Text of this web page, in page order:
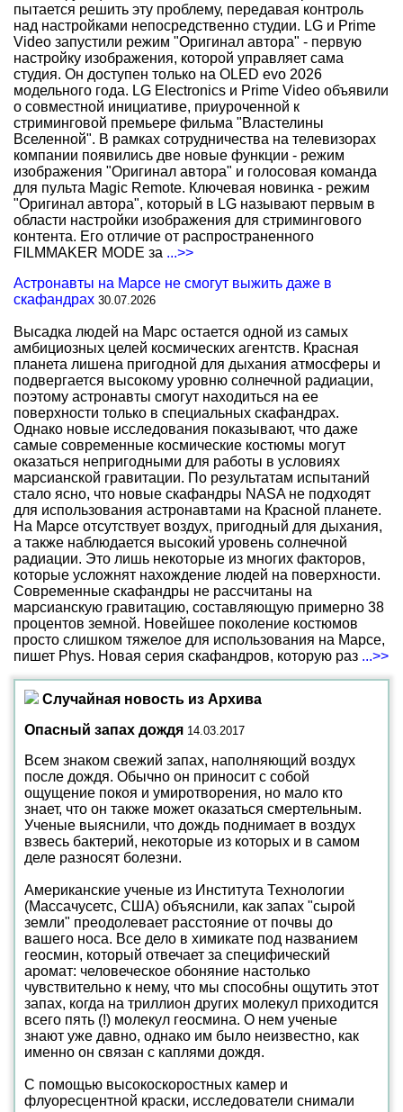
пытается решить эту проблему, передавая контроль
над настройками непосредственно студии. LG и Prime
Video запустили режим "Оригинал автора" - первую
настройку изображения, которой управляет сама
студия. Он доступен только на OLED evo 2026
модельного года. LG Electronics и Prime Video объявили
о совместной инициативе, приуроченной к
стриминговой премьере фильма "Властелины
Вселенной". В рамках сотрудничества на телевизорах
компании появились две новые функции - режим
изображения "Оригинал автора" и голосовая команда
для пульта Magic Remote. Ключевая новинка - режим
"Оригинал автора", который в LG называют первым в
области настройки изображения для стримингового
контента. Его отличие от распространенного
FILMMAKER MODE за ...>>
Астронавты на Марсе не смогут выжить даже в
скафандрах 30.07.2026
Высадка людей на Марс остается одной из самых
амбициозных целей космических агентств. Красная
планета лишена пригодной для дыхания атмосферы и
подвергается высокому уровню солнечной радиации,
поэтому астронавты смогут находиться на ее
поверхности только в специальных скафандрах.
Однако новые исследования показывают, что даже
самые современные космические костюмы могут
оказаться непригодными для работы в условиях
марсианской гравитации. По результатам испытаний
стало ясно, что новые скафандры NASA не подходят
для использования астронавтами на Красной планете.
На Марсе отсутствует воздух, пригодный для дыхания,
а также наблюдается высокий уровень солнечной
радиации. Это лишь некоторые из многих факторов,
которые усложнят нахождение людей на поверхности.
Современные скафандры не рассчитаны на
марсианскую гравитацию, составляющую примерно 38
процентов земной. Новейшее поколение костюмов
просто слишком тяжелое для использования на Марсе,
пишет Phys. Новая серия скафандров, которую раз ...>>
Случайная новость из Архива
Опасный запах дождя 14.03.2017
Всем знаком свежий запах, наполняющий воздух
после дождя. Обычно он приносит с собой
ощущение покоя и умиротворения, но мало кто
знает, что он также может оказаться смертельным.
Ученые выяснили, что дождь поднимает в воздух
взвесь бактерий, некоторые из которых и в самом
деле разносят болезни.
Американские ученые из Института Технологии
(Массачусетс, США) объяснили, как запах "сырой
земли" преодолевает расстояние от почвы до
вашего носа. Все дело в химикате под названием
геосмин, который отвечает за специфический
аромат: человеческое обоняние настолько
чувствительно к нему, что мы способны ощутить этот
запах, когда на триллион других молекул приходится
всего пять (!) молекул геосмина. О нем ученые
знают уже давно, однако им было неизвестно, как
именно он связан с каплями дождя.
С помощью высокоскоростных камер и
флуоресцентной краски, исследователи снимали